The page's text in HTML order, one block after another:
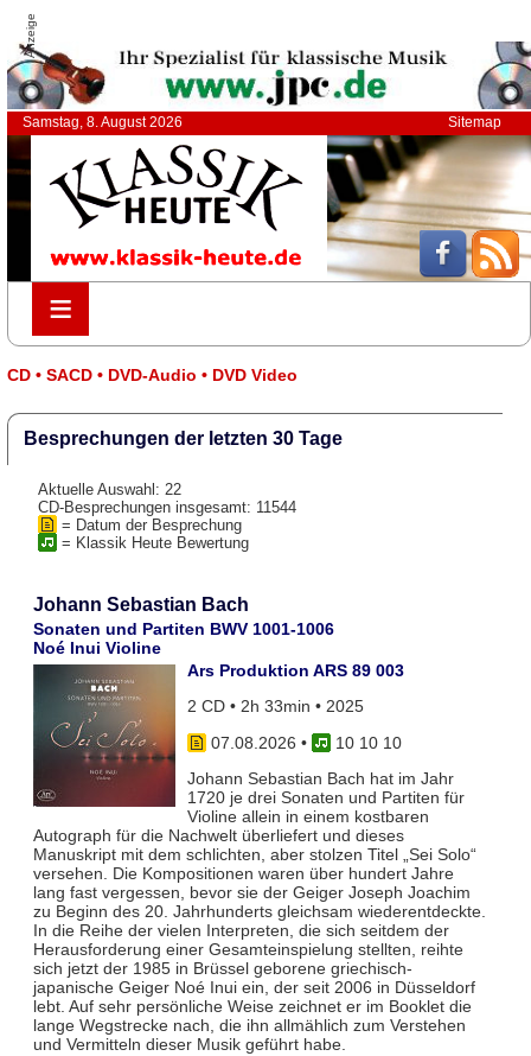
Anzeige
Samstag, 8. August 2026 Sitemap
≡
≡
CD • SACD • DVD-Audio • DVD Video
Besprechungen der letzten 30 Tage
Aktuelle Auswahl: 22
CD-Besprechungen insgesamt: 11544
= Datum der Besprechung
= Klassik Heute Bewertung
Johann Sebastian Bach
Sonaten und Partiten BWV 1001-1006
Noé Inui Violine
Ars Produktion ARS 89 003
2 CD • 2h 33min • 2025
07.08.2026 •
10 10 10
Johann Sebastian Bach hat im Jahr
1720 je drei Sonaten und Partiten für
Violine allein in einem kostbaren
Autograph für die Nachwelt überliefert und dieses
Manuskript mit dem schlichten, aber stolzen Titel „Sei Solo“
versehen. Die Kompositionen waren über hundert Jahre
lang fast vergessen, bevor sie der Geiger Joseph Joachim
zu Beginn des 20. Jahrhunderts gleichsam wiederentdeckte.
In die Reihe der vielen Interpreten, die sich seitdem der
Herausforderung einer Gesamteinspielung stellten, reihte
sich jetzt der 1985 in Brüssel geborene griechisch-
japanische Geiger Noé Inui ein, der seit 2006 in Düsseldorf
lebt. Auf sehr persönliche Weise zeichnet er im Booklet die
lange Wegstrecke nach, die ihn allmählich zum Verstehen
und Vermitteln dieser Musik geführt habe.